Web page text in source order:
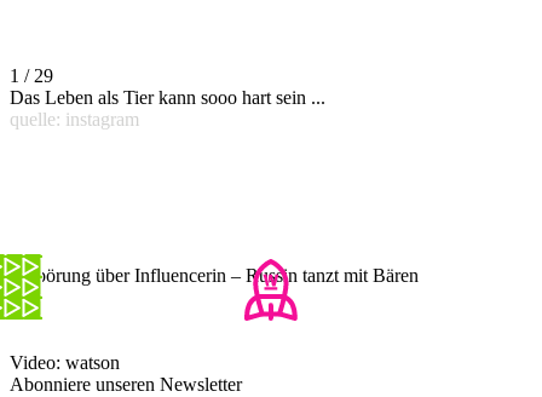
1 / 29
Das Leben als Tier kann sooo hart sein ...
quelle: instagram
Empörung über Influencerin – Russin tanzt mit Bären
Video: watson
Abonniere unseren Newsletter